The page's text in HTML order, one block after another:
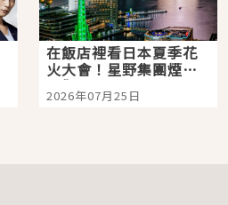
在飯店裡看日本夏季花
火大會！星野集團煙火
景觀飯店6選，讓你不用
人擠人悠閒欣賞
2026年07月25日